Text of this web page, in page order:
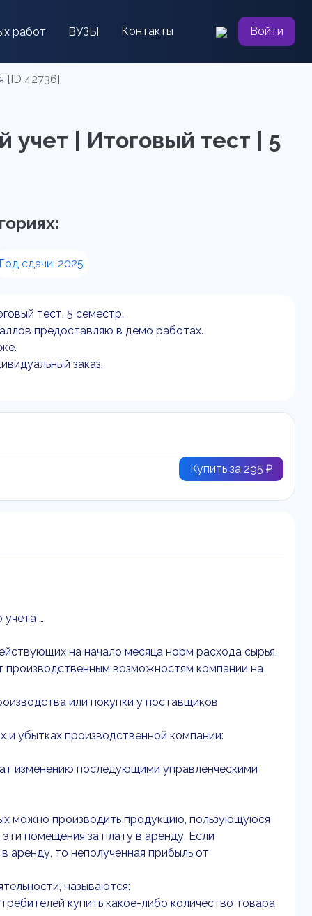
работ ВУЗЫ Контакты Войти
[ID 42736]
учет | Итоговый тест | 5
Год сдачи: 2025
тест. 5 семестр.
предоставляю в демо работах.
заказ.
Купить за 295 ₽
…
на начало месяца норм расхода сырья,
производственным возможностям компании на
или покупки у поставщиков
и убытках производственной компании:
изменению последующими управленческими
можно производить продукцию, пользующуюся
помещения за плату в аренду. Если
аренду, то неполученная прибыль от
называются:
купить какое-либо количество товара